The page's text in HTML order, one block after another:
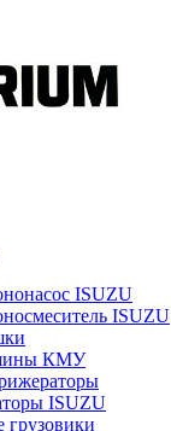
ISUZU
ISUZU
КМУ
ISUZU
грузовики